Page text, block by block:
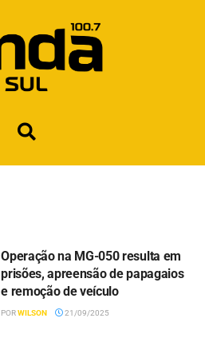
Operação na MG-050 resulta em
prisões, apreensão de papagaios
e remoção de veículo
PORWILSON 21/09/2025